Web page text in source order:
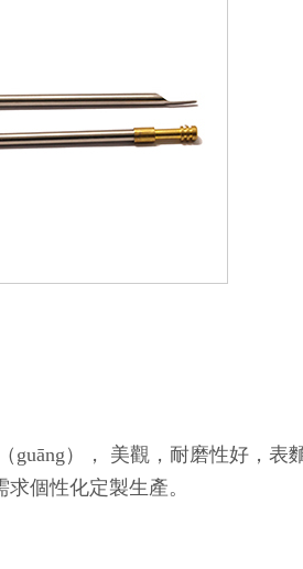
guāng）， 美觀，耐磨性好，表
個性化定製生產。